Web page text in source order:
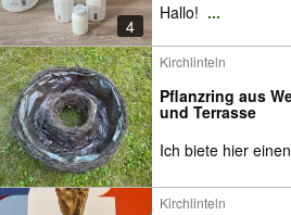
4
Hallo! ...
Kirchlinteln
Pflanzring aus
und Terrasse
Ich biete hier
Kirchlinteln